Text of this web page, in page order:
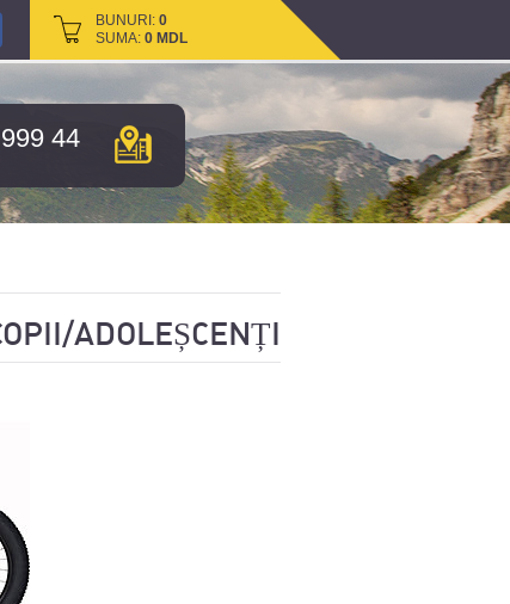
BUNURI: 0
SUMA: 0 MDL
BUNURI: 0
SUMA: 0 MDL
44
ADOLEȘCENȚI